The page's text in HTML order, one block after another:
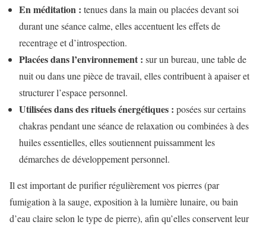
En méditation : tenues dans la main ou placées devant soi
durant une séance calme, elles accentuent les effets de
recentrage et d’introspection.
Placées dans l’environnement : sur un bureau, une table de
nuit ou dans une pièce de travail, elles contribuent à apaiser et
structurer l’espace personnel.
Utilisées dans des rituels énergétiques : posées sur certains
chakras pendant une séance de relaxation ou combinées à des
huiles essentielles, elles soutiennent puissamment les
démarches de développement personnel.
Il est important de purifier régulièrement vos pierres (par
fumigation à la sauge, exposition à la lumière lunaire, ou bain
d’eau claire selon le type de pierre), afin qu’elles conservent leur